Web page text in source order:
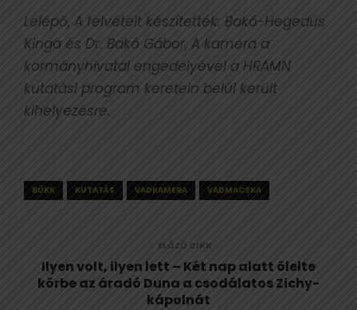
Lelépő, A felvételt készítették: Bakó-Hegedüs
Kinga és Dr. Bakó Gábor, A kamera a
kormányhivatal engedélyével a HRAMN
kutatási program keretein belül került
kihelyezésre.
BÜKK KUTATÁS VADKAMERA VADMACSKA
ELŐZŐ CIKK
Ilyen volt, ilyen lett – Két nap alatt ölelte
körbe az áradó Duna a csodálatos Zichy-
kápolnát